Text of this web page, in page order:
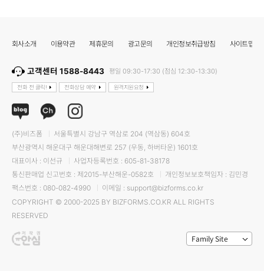
회사소개 이용약관 제휴문의 광고문의 개인정보취급방침 사이트맵
고객센터 1588-8443 평일 09:30-17:30 (점심 12:30-13:30)
전화 전 클릭! 전화상담 예약 원격지원요청
(주)비즈폼
서울특별시 강남구 역삼로 204 (역삼동) 604호
부산광역시 해운대구 해운대해변로 257 (우동, 하버타운) 1601호
대표이사 : 이선규
사업자등록번호 : 605-81-38178
통신판매업 신고번호 : 제2015-부산해운-0582호
개인정보보호책임자 : 김민경
팩스번호 : 080-082-4990
이메일 : support@bizforms.co.kr
COPYRIGHT © 2000-2025 BY BIZFORMS.CO.KR ALL RIGHTS
RESERVED
Family Site